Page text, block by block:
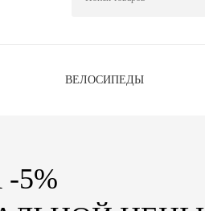
ВЕЛОСИПЕДЫ
5%